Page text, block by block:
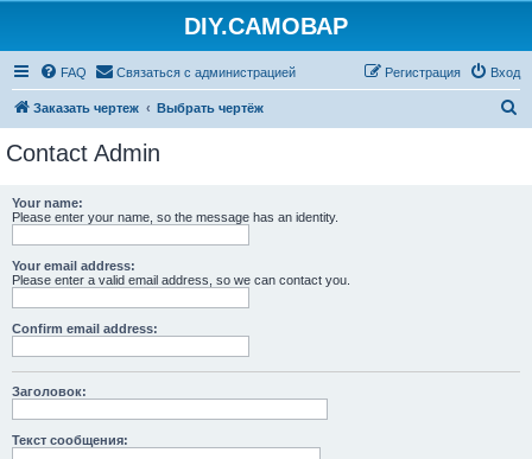
DIY.САМОВАР
FAQ Связаться с администрацией Вход
Регистрация
Заказать чертеж Выбрать чертёж
Contact Admin
Your name:
Please enter your name, so the message has an identity.
Your email address:
Please enter a valid email address, so we can contact you.
Confirm email address:
Заголовок:
Текст сообщения: